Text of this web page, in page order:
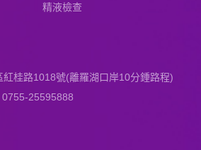
精液檢查
桂路1018號(離羅湖口岸10分鍾路程)
25595888